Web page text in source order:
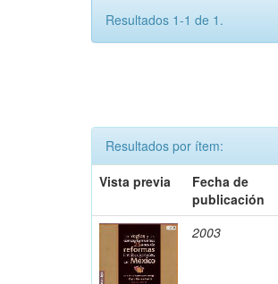
Resultados 1-1 de 1.
Resultados por ítem:
Vista previa
Fecha de
publicación
2003